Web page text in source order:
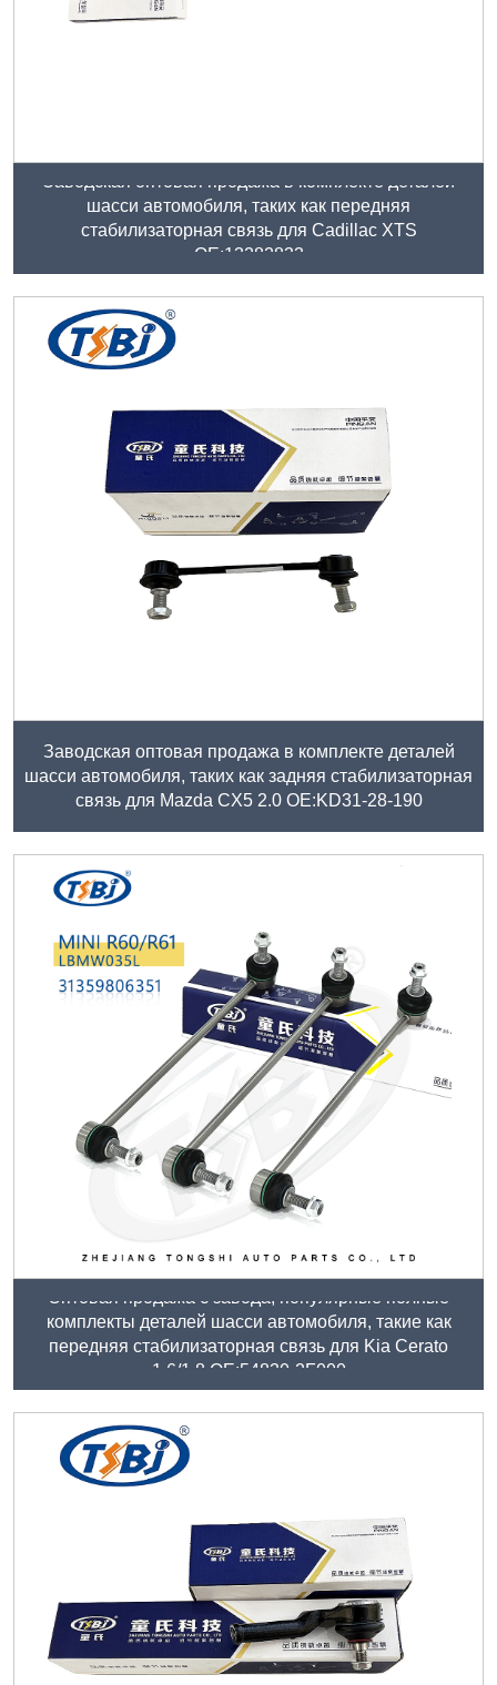
Заводская оптовая продажа в комплекте деталей
шасси автомобиля, таких как передняя
стабилизаторная связь для Cadillac XTS
OE:13282833
Заводская оптовая продажа в комплекте деталей
шасси автомобиля, таких как задняя стабилизаторная
связь для Mazda CX5 2.0 OE:KD31-28-190
Оптовая продажа с завода, популярные полные
комплекты деталей шасси автомобиля, такие как
передняя стабилизаторная связь для Kia Cerato
1.6/1.8 OE:54830-2F000